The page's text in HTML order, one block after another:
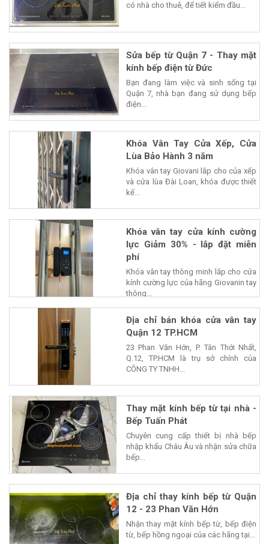
có nhà cho thuê, để tiết kiểm đầu...
Sửa bếp từ Quận 7 - Thay mặt
kính bếp điện từ Đức
Bạn đang làm việc và sinh sống tại
Quận 7, nhà bạn đang sử dụng bếp
điện...
Khóa Vân Tay Cửa Xếp, Cửa
Lùa Bảo Hành 3 năm
Khóa vân tay Giovani lắp cho của xếp
và cửa lùa Đài Loan, khóa được thiết
kế...
Khóa vân tay cửa kính cường
lực Giảm 30% - lắp đặt miễn
phí
Khóa vân tay thông minh lắp cho cửa
kính cường lực của hãng Giovanin tay
thông...
Địa chỉ bán khóa cửa vân tay
Quận 12 TP.HCM
23 Phan Văn Hớn, P. Tân Thới Nhất,
Q.12, TP.HCM là trụ sở chính của
CÔNG TY TNHH...
Thay mặt kính bếp từ tại nhà -
Bếp Tuấn Phát
Chuyên cung cấp thiết bị nhà bếp
nhập khẩu Châu Âu và nhận sửa chữa
bếp...
Địa chỉ thay kính bếp từ Quận
12 - 23 Phan Văn Hớn
Nhận thay mặt kính bếp từ, bếp điện
từ, bếp hồng ngoại của các hãng tại...